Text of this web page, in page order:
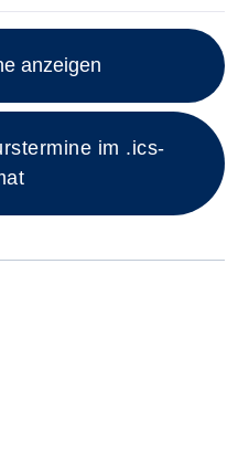
zum diesen Kurs
anzeigen
im .ics-